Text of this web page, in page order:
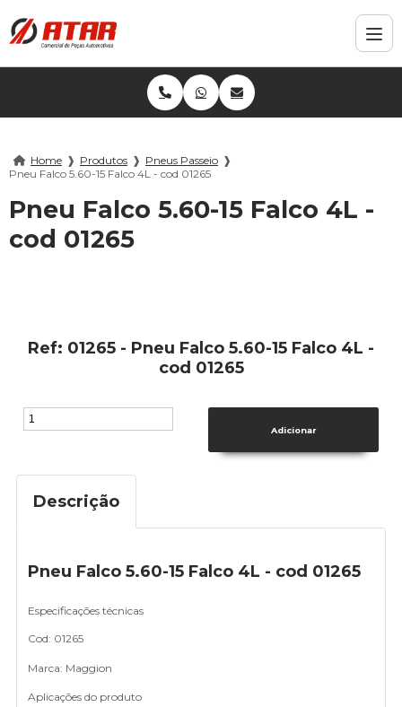
Home ❱ Produtos ❱ Pneus Passeio ❱
Pneu Falco 5.60-15 Falco 4L - cod 01265
Pneu Falco 5.60-15 Falco 4L -
cod 01265
Ref: 01265 - Pneu Falco 5.60-15 Falco 4L -
cod 01265
Descrição
Pneu Falco 5.60-15 Falco 4L - cod 01265
Especificações técnicas
Cod: 01265
Marca: Maggion
Aplicações do produto